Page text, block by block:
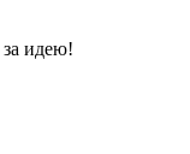
идею!